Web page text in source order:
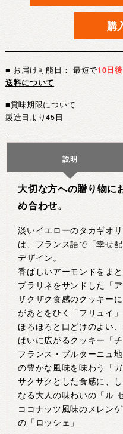
購
■ お届け可能日： 最短で10日後
送料について
■賞味期限について
製造日より45日
説明
大切な方への贈り物に
め合わせ。
淡いイエローのタカギオ
は、フランス語で「幸せ
デザイン。
香ばしいアーモンドをま
プラリネをサンドした「ア
ザクザク食感のクッキー
があとをひく「フリュイ」
ほろほろと口どけのよい
ぱいに広がるクッキー「チ
フランス・ブルターニュ
の豊かな風味を味わう「ガ
サクサクとした食感に、
なる大人の味わいの「ル
ココナッツ風味のメレン
の「ロッシェ」